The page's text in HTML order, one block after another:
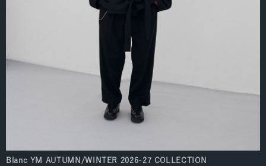
Blanc YM AUTUMN/WINTER 2026-27 COLLECTION